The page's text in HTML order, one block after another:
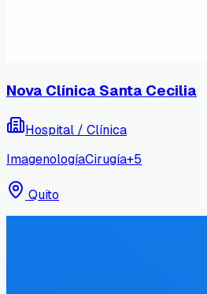
Nova Clínica Santa Cecilia
Hospital / Clínica
ImagenologíaCirugía+5
Quito